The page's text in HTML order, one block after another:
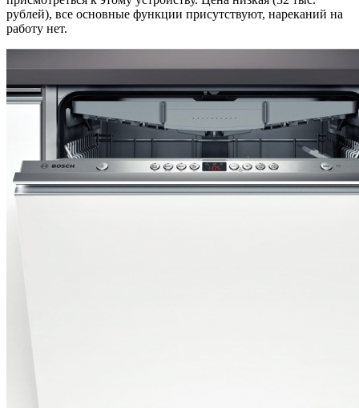
рублей), все основные функции присутствуют, нареканий на
работу нет.